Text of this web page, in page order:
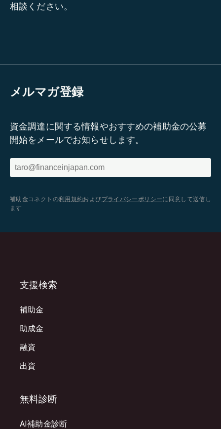
相談ください。
メルマガ登録
資金調達に関する情報やおすすめの補助金の公募
開始をメールでお知らせします。
補助金コネクトの利用規約およびプライバシーポリシーに同意して送信し
ます
支援検索
補助金
助成金
融資
出資
無料診断
AI補助金診断